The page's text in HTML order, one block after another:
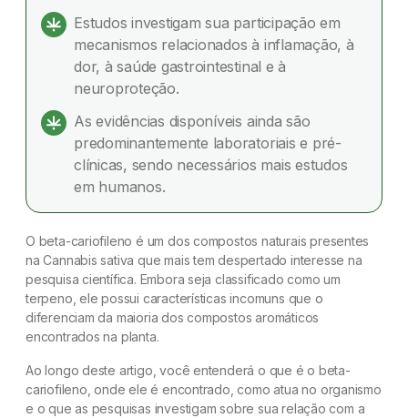
Como o beta-cariofileno atua no organismo?
Quais mecanismos inflamatórios específicos
estão sendo estudados?
Em quais condições inflamatórias o beta-
cariofileno vem sendo estudado?
Beta-cariofileno e dor: o que os estudos
Beta-cariofileno e saúde gastrointestinal: o que
os estudos investigam?
Beta-cariofileno e neuroproteção: o que os
estudos investigam?
Em quais doenças neurológicas o beta-
cariofileno é estudado?
Estudos investigam sua participação em
mecanismos relacionados à inflamação, à
dor, à saúde gastrointestinal e à
neuroproteção.
As evidências disponíveis ainda são
predominantemente laboratoriais e pré-
clínicas, sendo necessários mais estudos
em humanos.
O beta-cariofileno é um dos compostos naturais presentes
na Cannabis sativa que mais tem despertado interesse na
pesquisa científica. Embora seja classificado como um
terpeno, ele possui características incomuns que o
diferenciam da maioria dos compostos aromáticos
encontrados na planta.
Ao longo deste artigo, você entenderá o que é o beta-
cariofileno, onde ele é encontrado, como atua no organismo
e o que as pesquisas investigam sobre sua relação com a